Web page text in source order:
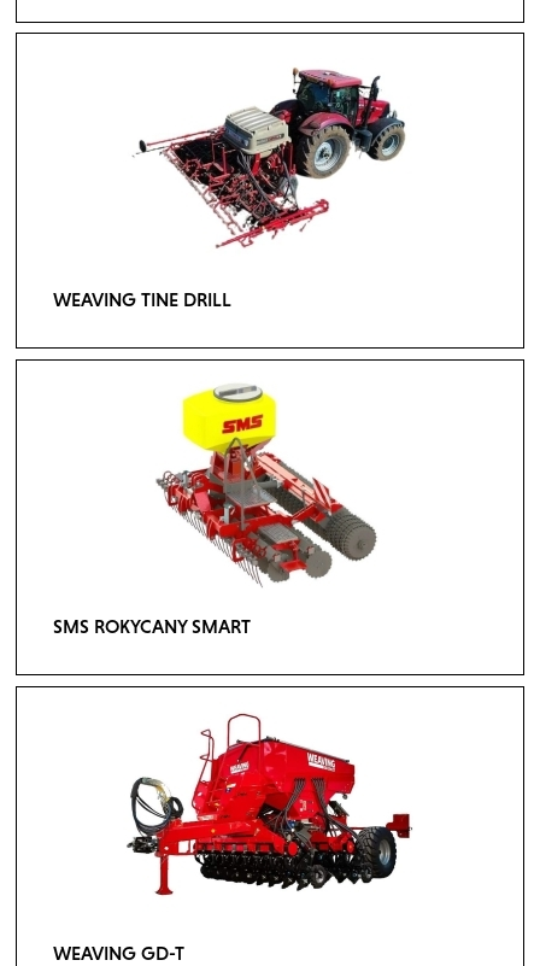
WEAVING TINE DRILL
SMS ROKYCANY SMART
WEAVING GD-T